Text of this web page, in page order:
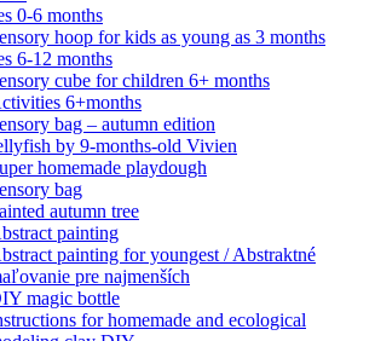
0-6 months
hoop for kids as young as 3 months
6-12 months
cube for children 6+ months
6+months
bag – autumn edition
by 9-months-old Vivien
homemade playdough
bag
autumn tree
painting
painting for youngest / Abstraktné
pre najmenších
magic bottle
for homemade and ecological